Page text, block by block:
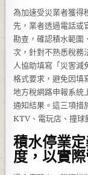
為加速受災業者獲得
先，業者透過電話或
勘查，確認積水範圍
次，針對不熟悉稅務
人協助填寫「災害減
格式要求，避免因填
地方稅網路申報系統
通知結果。這三項措
KTV、電玩店、撞球
積水停業
度，以實